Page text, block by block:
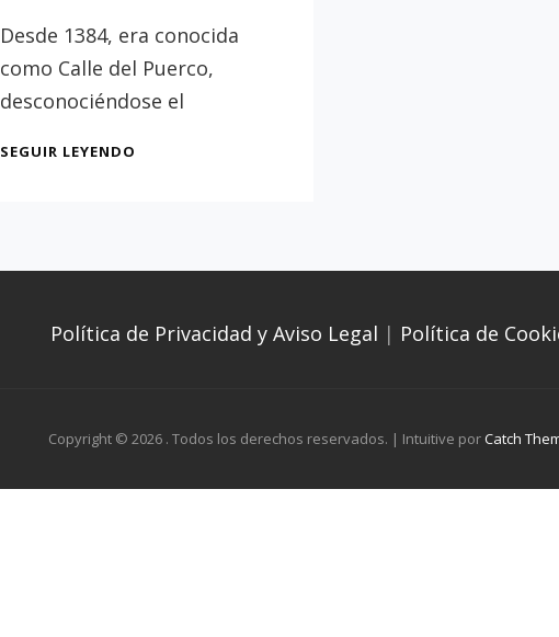
de
Desde 1384, era conocida
como Calle del Puerco,
desconociéndose el
SEGUIR LEYENDO
Política de Privacidad y Aviso Legal | Política de
Copyright © 2026 . Todos los derechos reservados. | Intuitive porCatch